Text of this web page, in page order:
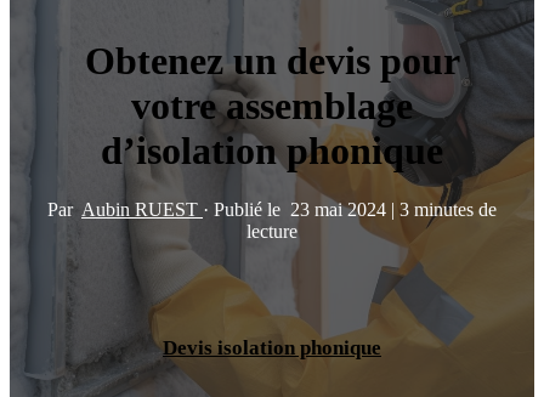
Obtenez un devis pour
votre assemblage
d’isolation phonique
Par Aubin RUEST · Publié le 23 mai 2024 | 3 minutes de
lecture
Devis isolation phonique